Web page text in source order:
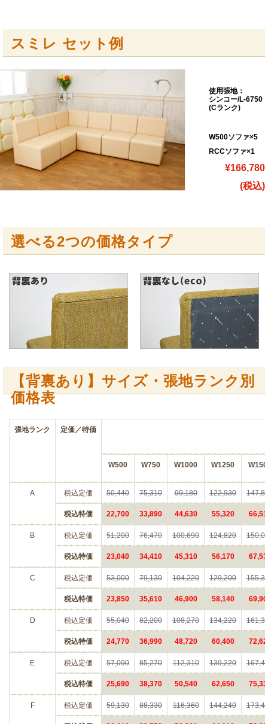
スミレ セット例
使用張地：
シンコー/L-6750
(Cランク)
W500ソファ×5
RCCソファ×1
¥166,780
(税込)
選べる2つの価格タイプ
【背裏あり】サイズ・張地ランク別
価格表
張地ランク
定価／特価
W500 W750 W1000 W1250
A 税込定価 50,440 75,310 99,180 122,930
税込特価 22,700 33,890 44,630 55,320
B 税込定価 51,200 76,470 100,690 124,820
税込特価 23,040 34,410 45,310 56,170
C 税込定価 53,000 79,130 104,220 129,200
税込特価 23,850 35,610 46,900 58,140
D 税込定価 55,040 82,200 108,270 134,220
税込特価 24,770 36,990 48,720 60,400
E 税込定価 57,090 85,270 112,310 139,220
税込特価 25,690 38,370 50,540 62,650
F 税込定価 59,130 88,330 116,360 144,240